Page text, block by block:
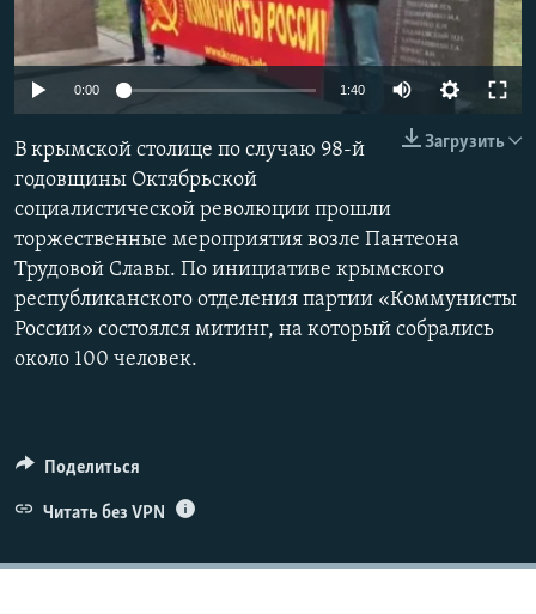
ПОБЕДИТЕЛЕЙ НЕ СУДЯТ?
КРЫМ.НЕПОКОРЕННЫЙ
УКРАИНСКАЯ ПРОБЛЕМА КРЫМА
ПРИСОЕДИНЯЙТЕСЬ!
Все сайты RFE/RL
0:00 1:40
Загрузить
В крымской столице по случаю 98-й
годовщины Октябрьской
социалистической революции прошли
торжественные мероприятия возле Пантеона
Трудовой Славы. По инициативе крымского
республиканского отделения партии «Коммунисты
России» состоялся митинг, на который собрались
около 100 человек.
Поделиться
Читать без VPN